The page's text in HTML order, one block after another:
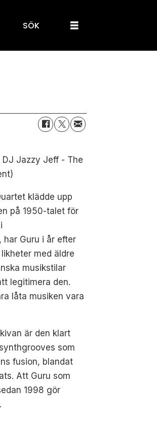
SÖK
DJ Jazzy Jeff - The
klädde upp
på 1950-talet för
har Guru i år efter
med äldre
musikstilar
legitimera den.
låta musiken vara
är den klart
som
fusion, blandat
Att Guru som
1998 gör